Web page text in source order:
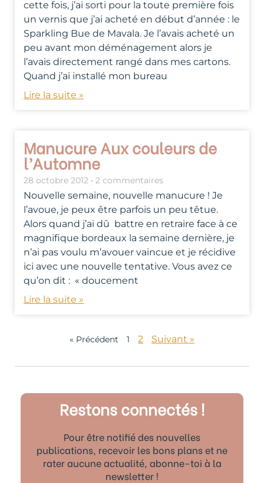
cette fois, j’ai sorti pour la toute première fois
un vernis que j’ai acheté en début d’année : le
Sparkling Bue de Mavala. Je l’avais acheté un
peu avant mon déménagement alors je
l’avais directement rangé dans mes cartons.
Quand j’ai installé mon bureau
Lire la suite »
Manucure Aux couleurs de
l’Automne
28 octobre 2012 2 commentaires
Nouvelle semaine, nouvelle manucure ! Je
l’avoue, je peux être parfois un peu têtue.
Alors quand j’ai dû battre en retraire face à ce
magnifique bordeaux la semaine dernière, je
n’ai pas voulu m’avouer vaincue et je récidive
ici avec une nouvelle tentative. Vous avez ce
qu’on dit : « doucement
Lire la suite »
« Précédent 1 2 Suivant »
Restons connectés !
Pour être notifié des nouvelles
publications, recevoir les bons plans et ne
rater aucune actualité, abonne-toi à la
newsletter !